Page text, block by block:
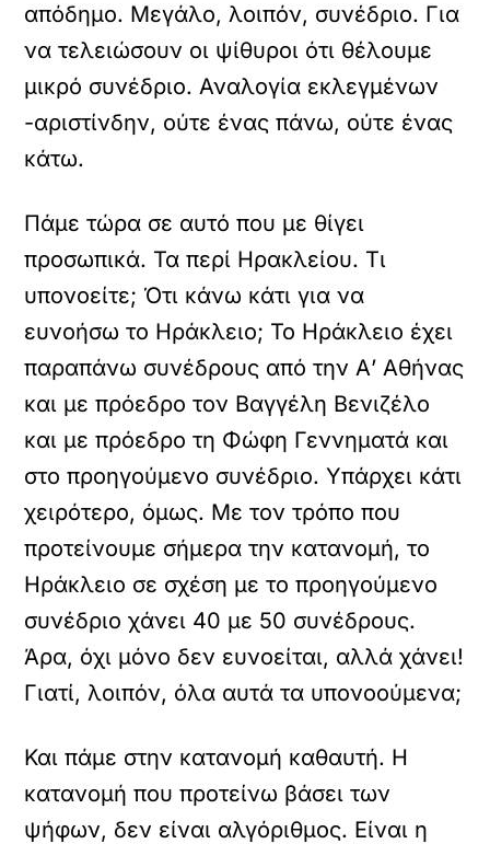
απόδημο. Μεγάλο, λοιπόν, συνέδριο. Για
να τελειώσουν οι ψίθυροι ότι θέλουμε
μικρό συνέδριο. Αναλογία εκλεγμένων
-αριστίνδην, ούτε ένας πάνω, ούτε ένας
κάτω.
Πάμε τώρα σε αυτό που με θίγει
προσωπικά. Τα περί Ηρακλείου. Τι
υπονοείτε; Ότι κάνω κάτι για να
ευνοήσω το Ηράκλειο; Το Ηράκλειο έχει
παραπάνω συνέδρους από την Α’ Αθήνας
και με πρόεδρο τον Βαγγέλη Βενιζέλο
και με πρόεδρο τη Φώφη Γεννηματά και
στο προηγούμενο συνέδριο. Υπάρχει κάτι
χειρότερο, όμως. Με τον τρόπο που
προτείνουμε σήμερα την κατανομή, το
Ηράκλειο σε σχέση με το προηγούμενο
συνέδριο χάνει 40 με 50 συνέδρους.
Άρα, όχι μόνο δεν ευνοείται, αλλά χάνει!
Γιατί, λοιπόν, όλα αυτά τα υπονοούμενα;
Και πάμε στην κατανομή καθαυτή. Η
κατανομή που προτείνω βάσει των
ψήφων, δεν είναι αλγόριθμος. Είναι η